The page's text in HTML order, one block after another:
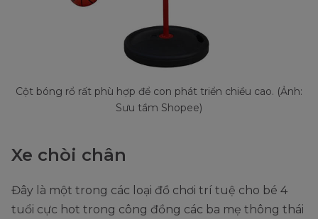
Cột bóng rổ rất phù hợp để con phát triển chiều cao. (Ảnh:
Sưu tầm Shopee)
Xe chòi chân
Đây là một trong các loại đồ chơi trí tuệ cho bé 4
tuổi cực hot trong công đồng các ba mẹ thông thái